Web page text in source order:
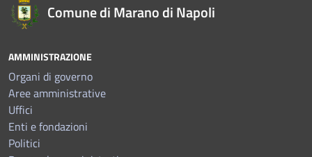
Comune di Marano di Napoli
AMMINISTRAZIONE
Organi di governo
Aree amministrative
Uffici
Enti e fondazioni
Politici